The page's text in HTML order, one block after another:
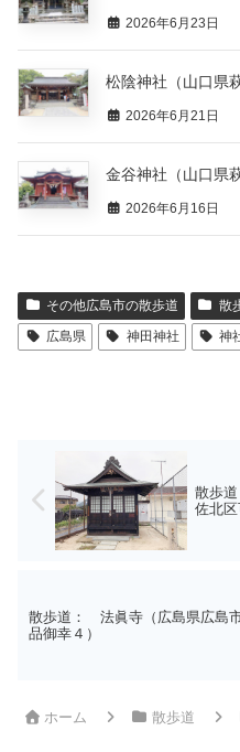
2026年6月23日
松陰神社（山口県
2026年6月21日
金谷神社（山口県
2026年6月16日
その他広島市の散歩道 散
広島県
神田神社 神
散歩
佐北区
散歩道： 法眞寺（広島県広島
品御幸４）
ホーム 散歩道